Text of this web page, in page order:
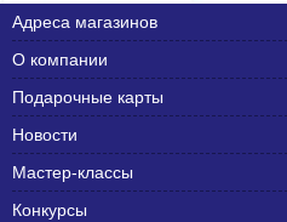
Адреса магазинов
О компании
Подарочные карты
Новости
Мастер-классы
Конкурсы